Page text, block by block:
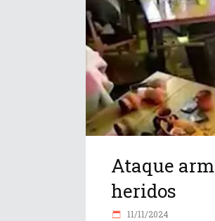
Ataque
heridos
11/11/2024